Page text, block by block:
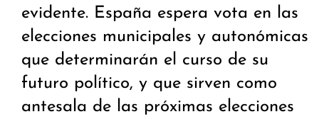
evidente. España espera vota en las
elecciones municipales y autonómicas
que determinarán el curso de su
futuro político, y que sirven como
antesala de las próximas elecciones